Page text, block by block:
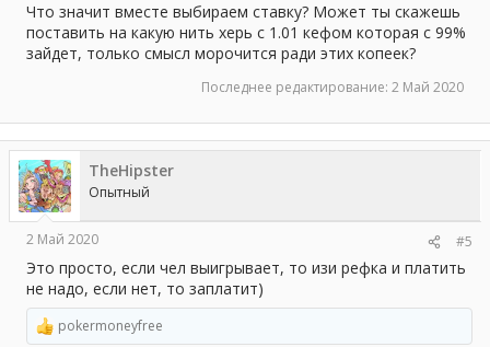
Что значит вместе выбираем ставку? Может ты скажешь
поставить на какую нить херь c 1.01 кефом которая с 99%
зайдет, только смысл морочится ради этих копеек?
Последнее редактирование: 2 Май 2020
TheHipster
Опытный
2 Май 2020 #5
Это просто, если чел выигрывает, то изи рефка и платить
не надо, если нет, то заплатит)
Р
pokermoneyfree